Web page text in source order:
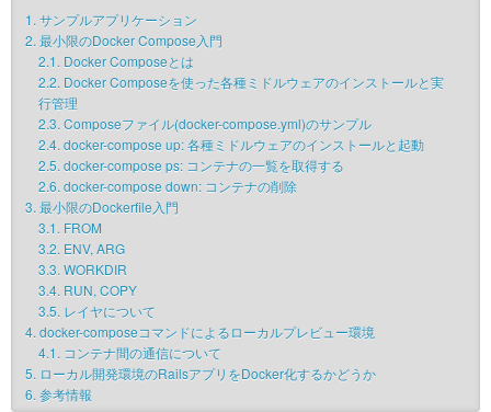
1. サンプルアプリケーション
2. 最小限のDocker Compose入門
2.1. Docker Composeとは
2.2. Docker Composeを使った各種ミドルウェアのインストールと実
行管理
2.3. Composeファイル(docker-compose.yml)のサンプル
2.4. docker-compose up: 各種ミドルウェアのインストールと起動
2.5. docker-compose ps: コンテナの一覧を取得する
2.6. docker-compose down: コンテナの削除
3. 最小限のDockerfile入門
3.1. FROM
3.2. ENV, ARG
3.3. WORKDIR
3.4. RUN, COPY
3.5. レイヤについて
4. docker-composeコマンドによるローカルプレビュー環境
4.1. コンテナ間の通信について
5. ローカル開発環境のRailsアプリをDocker化するかどうか
6. 参考情報